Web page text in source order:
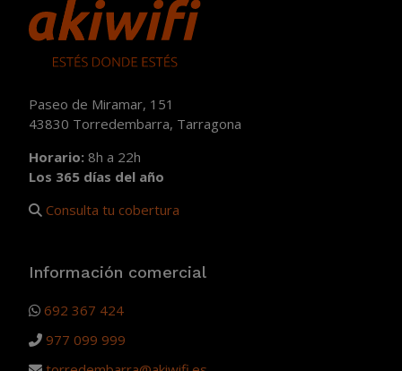
Paseo de Miramar, 151
43830 Torredembarra, Tarragona
Horario: 8h a 22h
Los 365 días del año
Consulta tu cobertura
Información comercial
692 367 424
977 099 999